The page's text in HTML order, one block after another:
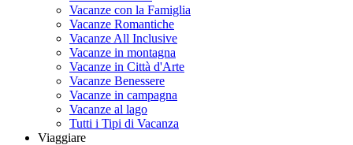
Vacanze con la Famiglia
Vacanze Romantiche
Vacanze All Inclusive
Vacanze in montagna
Vacanze in Città d'Arte
Vacanze Benessere
Vacanze in campagna
Vacanze al lago
Tutti i Tipi di Vacanza
Viaggiare